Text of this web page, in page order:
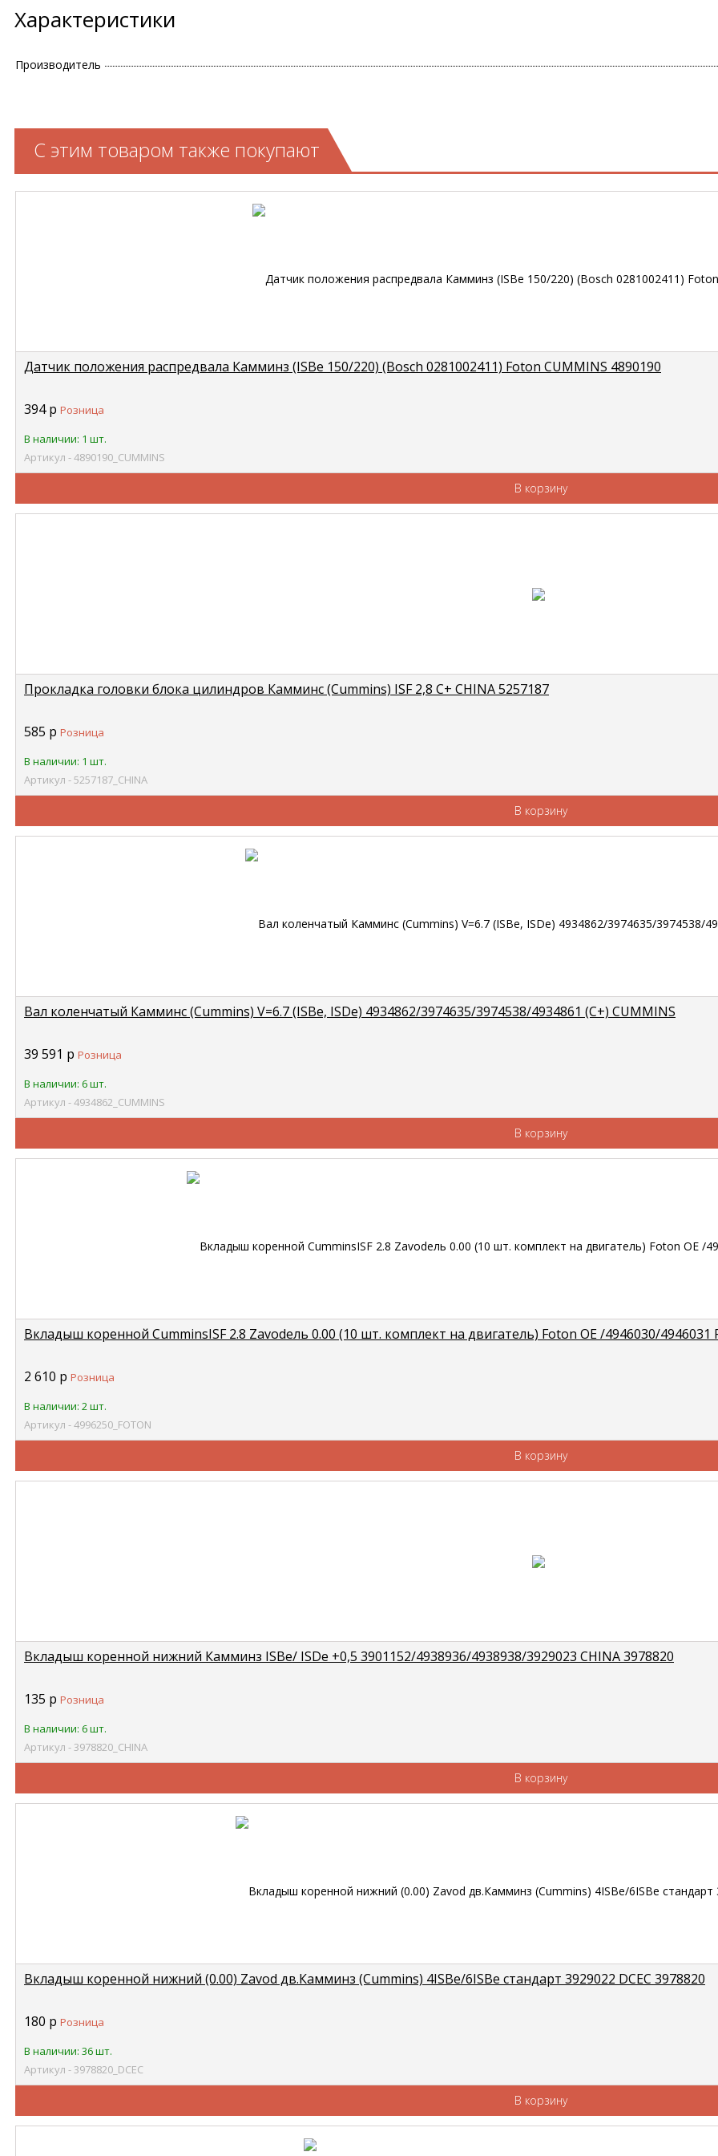
Характеристики
Производитель
С этим товаром также покупают
Датчик положения распредвала Камминз (ISBe 150/220) (Bosch 0281002411) Foton CUMMINS 4890190
394р Розница
В наличии: 1 шт.
Артикул - 4890190_CUMMINS
В корзину
Прокладка головки блока цилиндров Камминс (Cummins) ISF 2,8 C+ CHINA 5257187
585 р Розница
В наличии: 1 шт.
Артикул - 5257187_CHINA
В корзину
Вал коленчатый Камминс (Cummins) V=6.7 (ISBe, ISDe) 4934862/3974635/3974538/4934861 (С+) CUMMINS
39 591 р Розница
В наличии: 6 шт.
Артикул - 4934862_CUMMINS
В корзину
Вкладыш коренной CumminsISF 2.8 Zavodель 0.00 (10 шт. комплект на двигатель) Foton OE /4946030/4946031
2 610 р Розница
В наличии: 2 шт.
Артикул - 4996250_FOTON
В корзину
Вкладыш коренной нижний Камминз ISBe/ ISDe +0,5 3901152/4938936/4938938/3929023 CHINA 3978820
135 р Розница
В наличии: 6 шт.
Артикул - 3978820_CHINA
В корзину
Вкладыш коренной нижний (0.00) Zavod дв.Камминз (Cummins) 4ISBe/6ISBe стандарт 3929022 DCEC 3978820
180 р Розница
В наличии: 36 шт.
Артикул - 3978820_DCEC
В корзину